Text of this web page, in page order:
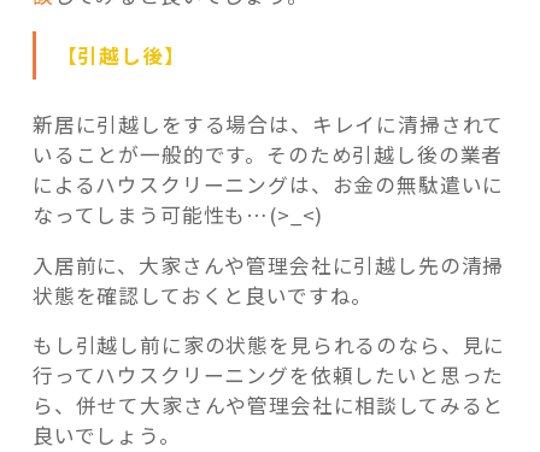
【引越し後】
新居に引越しをする場合は、キレイに清掃されて
いることが一般的です。そのため引越し後の業者
によるハウスクリーニングは、お金の無駄遣いに
なってしまう可能性も…(>_<)
入居前に、大家さんや管理会社に引越し先の清掃
状態を確認しておくと良いですね。
もし引越し前に家の状態を見られるのなら、見に
行ってハウスクリーニングを依頼したいと思った
ら、併せて大家さんや管理会社に相談してみると
良いでしょう。